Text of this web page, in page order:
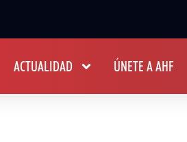
ACTUALIDAD ÚNETE A AHF